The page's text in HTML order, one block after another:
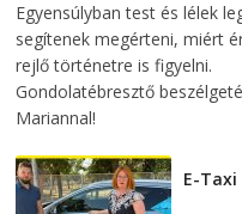
Egyensúlyban test és lélek
segítenek megérteni, miért
rejlő történetre is figyelni.
Gondolatébresztő
Mariannal!
E-Taxi